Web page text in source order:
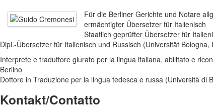
Für die Berliner Gerichte und Notare
ermächtigter Übersetzer für Italienisch
Staatlich geprüfter Übersetzer für
Dipl.-Übersetzer für Italienisch und Russisch (Universität Bologna,
Interprete e traduttore giurato per la lingua italiana, abilitato e
Berlino
Dottore in Traduzione per la lingua tedesca e russa (Università di
Kontakt/Contatto